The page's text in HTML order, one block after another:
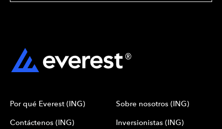
Por qué Everest (ING)
Contáctenos (ING)
Sobre nosotros (ING)
Inversionistas (ING)